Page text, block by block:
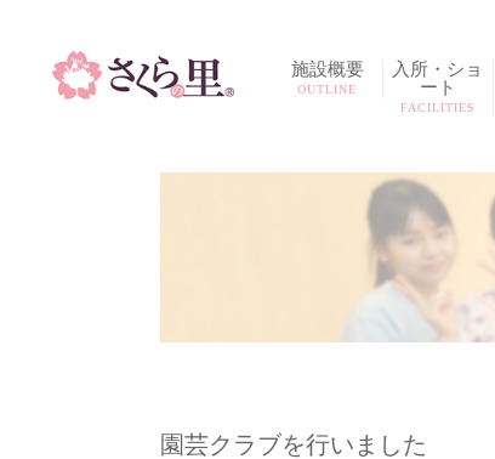
施設概要
OUTLINE
入所・ショ
ート
FACILITIES
園芸クラブを行いました